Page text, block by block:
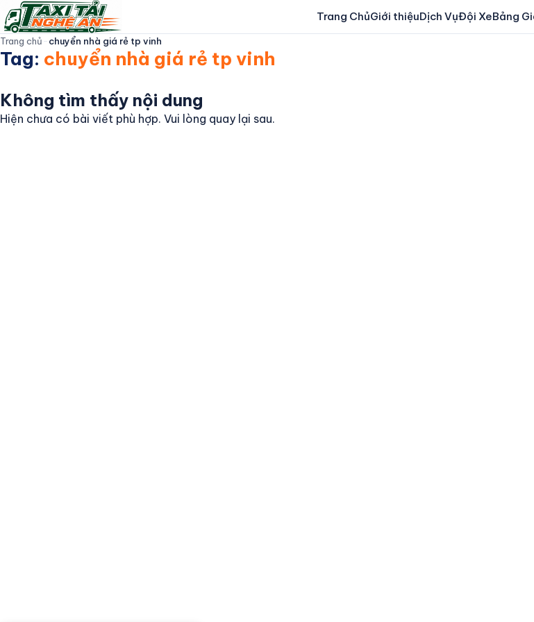
Trang ChủGiới thiệuDịch VụĐội XeBảng
TAXI TẢI NGHỆ AN
Trang Chủ
Trang chủ-chuyển nhà giá rẻ tp vinh
Tag: chuyển nhà giá rẻ tp vinh
Không tìm thấy nội dung
Hiện chưa có bài viết phù hợp. Vui lòng quay lại sau.